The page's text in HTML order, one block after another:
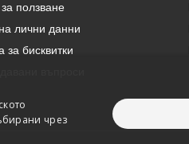
ползване
лични данни
за бисквитки
чрез